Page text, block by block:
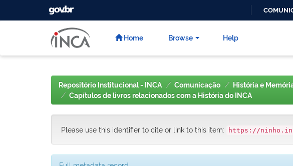
GOVBR
Home Browse Help
Repositório Institucional - INCA Comunicação História e
Capítulos de livros relacionados com a História do INCA
Please use this identifier to cite or link to this item: https://